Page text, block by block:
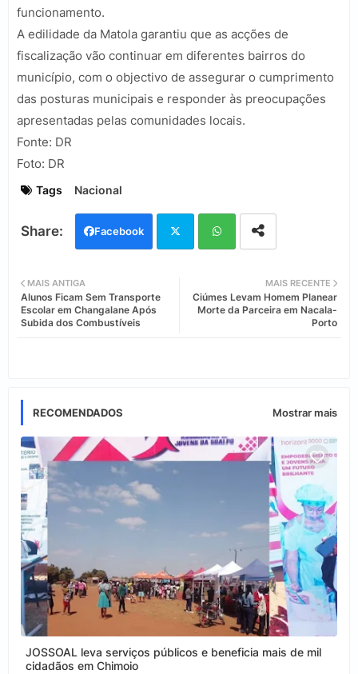
funcionamento.
A edilidade da Matola garantiu que as acções de
fiscalização vão continuar em diferentes bairros do
município, com o objectivo de assegurar o cumprimento
das posturas municipais e responder às preocupações
apresentadas pelas comunidades locais.
Fonte: DR
Foto: DR
Tags Nacional
Facebook
ats
MAIS RECENTE
Ciúmes Levam Homem Planear
Morte da Parceira em Nacala-
Porto
MAIS ANTIGA
Alunos Ficam Sem Transporte
Escolar em Changalane Após
Subida dos Combustíveis
RECOMENDADOS Mostrar mais
JOSSOAL leva serviços públicos e beneficia mais de mil
cidadãos em Chimoio